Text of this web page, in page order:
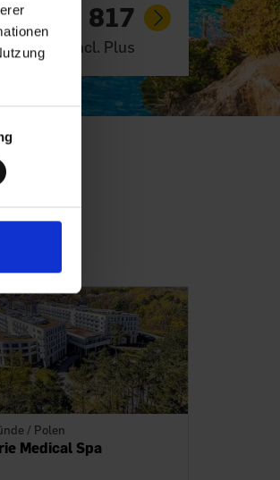
p. P. ab € 817
All Incl. Plus
/ Polen
Medical Spa